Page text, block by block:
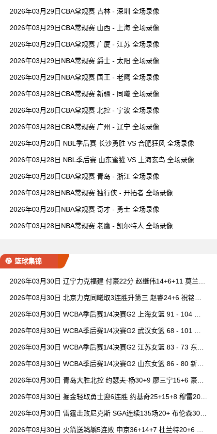
2026年03月29日CBA常规赛 吉林 - 深圳 全场录像
2026年03月29日CBA常规赛 山西 - 上海 全场录像
2026年03月29日CBA常规赛 广厦 - 江苏 全场录像
2026年03月29日NBA常规赛 爵士 - 太阳 全场录像
2026年03月29日NBA常规赛 国王 - 老鹰 全场录像
2026年03月28日CBA常规赛 新疆 - 同曦 全场录像
2026年03月28日CBA常规赛 北控 - 宁波 全场录像
2026年03月28日CBA常规赛 广州 - 辽宁 全场录像
2026年03月28日 NBL季后赛 长沙勇胜 VS 合肥狂风 全场录像
2026年03月28日 NBL季后赛 山东蜜獾 VS 上海玄鸟 全场录像
2026年03月28日CBA常规赛 青岛 - 浙江 全场录像
2026年03月28日NBA常规赛 独行侠 - 开拓者 全场录像
2026年03月28日NBA常规赛 奇才 - 勇士 全场录像
2026年03月28日NBA常规赛 老鹰 - 凯尔特人 全场录像
篮球集锦
2026年03月30日 辽宁力克福建 付豪22分 赵继伟14+6+11 莫兰德
2026年03月30日 北京力克同曦取3连胜升第三 赵睿24+6 祝铭震1
2026年03月30日 WCBA季后赛1/4决赛G2 上海女篮 91 - 104 四
2026年03月30日 WCBA季后赛1/4决赛G2 武汉女篮 68 - 101 山
2026年03月30日 WCBA季后赛1/4决赛G2 江苏女篮 83 - 73 东莞
2026年03月30日 WCBA季后赛1/4决赛G2 山东女篮 86 - 80 新疆
2026年03月30日 青岛大胜北控 约瑟夫·杨30+9 廖三宁15+6 豪斯
2026年03月30日 掘金轻取勇士迎6连胜 约基奇25+15+8 穆雷20+
2026年03月30日 雷霆击败尼克斯 SGA连续135场20+ 布伦森30分
2026年03月30日 火箭送鹈鹕5连败 申京36+14+7 杜兰特20+6 锡